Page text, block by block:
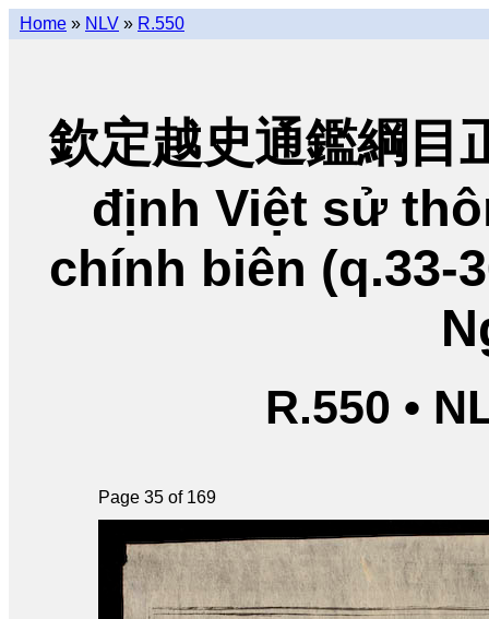
Home » NLV » R.550
欽定越史通鑑綱目
định Việt sử
chính biên (q.33-
R.550 •
Page 35 of 169